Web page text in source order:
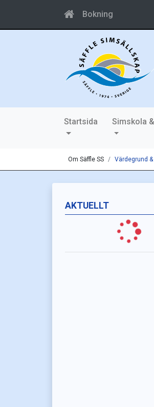
Bokning
Startsida Simskola
Om Säffle SS Värdegrund
AKTUELLT